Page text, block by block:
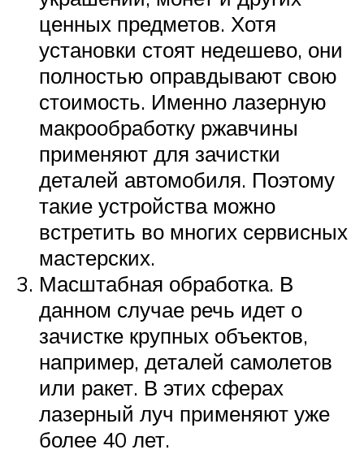
ценных предметов. Хотя
установки стоят недешево, они
полностью оправдывают свою
стоимость. Именно лазерную
макрообработку ржавчины
применяют для зачистки
деталей автомобиля. Поэтому
такие устройства можно
встретить во многих сервисных
мастерских.
Масштабная обработка. В
данном случае речь идет о
зачистке крупных объектов,
например, деталей самолетов
или ракет. В этих сферах
лазерный луч применяют уже
более 40 лет.